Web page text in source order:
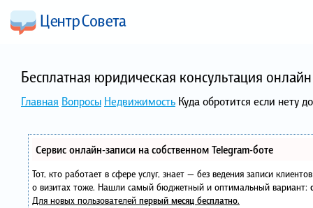
Бесплатная юридическая консультация
Главная Вопросы Недвижимость Куда обротится если нету
Сервис онлайн-записи на собственном Telegram-боте
Тот, кто работает в сфере услуг, знает — без ведения записи
о визитах тоже. Нашли самый бюджетный и оптимальный вариант:
Для новых пользователей первый месяц бесплатно.